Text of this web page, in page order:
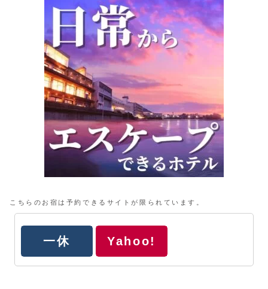
こちらのお宿は予約できるサイトが限られています。
一休 Yahoo!